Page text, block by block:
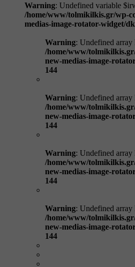
Warning: Undefined variable
/home/www/tolmikilkis.gr/wp-
medias-image-rotator-widget/
Warning: Undefined array
/home/www/
new-medias-image-
144
Warning: Undefined array
/home/www/
new-medias-image-
144
Warning: Undefined array
/home/www/
new-medias-image-
144
Warning: Undefined array
/home/www/
new-medias-image-
144